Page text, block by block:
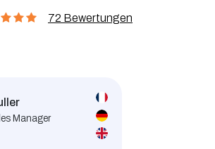
72 Bewertungen
Manager